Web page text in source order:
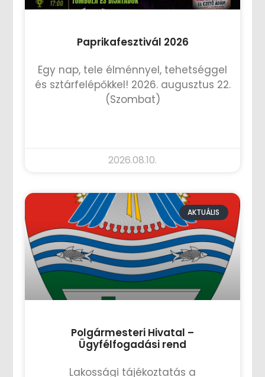
Paprikafesztivál 2026
Egy nap, tele élménnyel, tehetséggel
és sztárfelépőkkel! 2026. augusztus 22.
(Szombat)
2026.08.10.
AKTUÁLIS
Polgármesteri Hivatal –
Ügyfélfogadási rend
Lakossági tájékoztatás a